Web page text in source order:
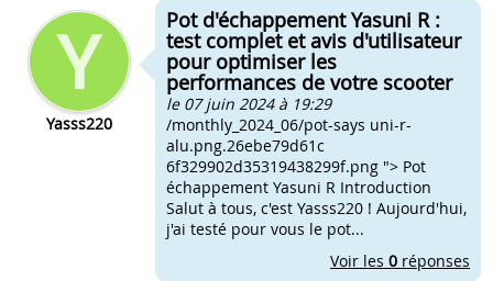
Changer de pot trou d'acceleration
Derbi 50 trou a l'acceleration
Yasss220
Pot d'échappement Yasuni R :
test complet et avis d'utilisateur
pour optimiser les
performances de votre scooter
le 07 juin 2024 à 19:29
/monthly_2024_06/pot-says uni-r-
alu.png.26ebe79d61c
6f329902d35319438299f.png "> Pot
échappement Yasuni R Introduction
Salut à tous, c'est Yasss220 ! Aujourd'hui,
j'ai testé pour vous le pot...
Voir les 0 réponses